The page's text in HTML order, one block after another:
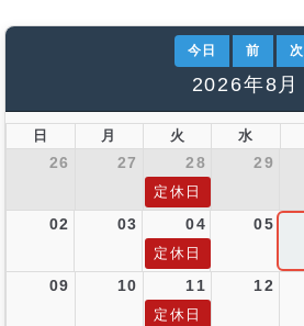
今日 前 次
2026年8月
日 月 火 水
26 27 28 29
定休日
02 03 04 05
定休日
09 10 11 12
定休日